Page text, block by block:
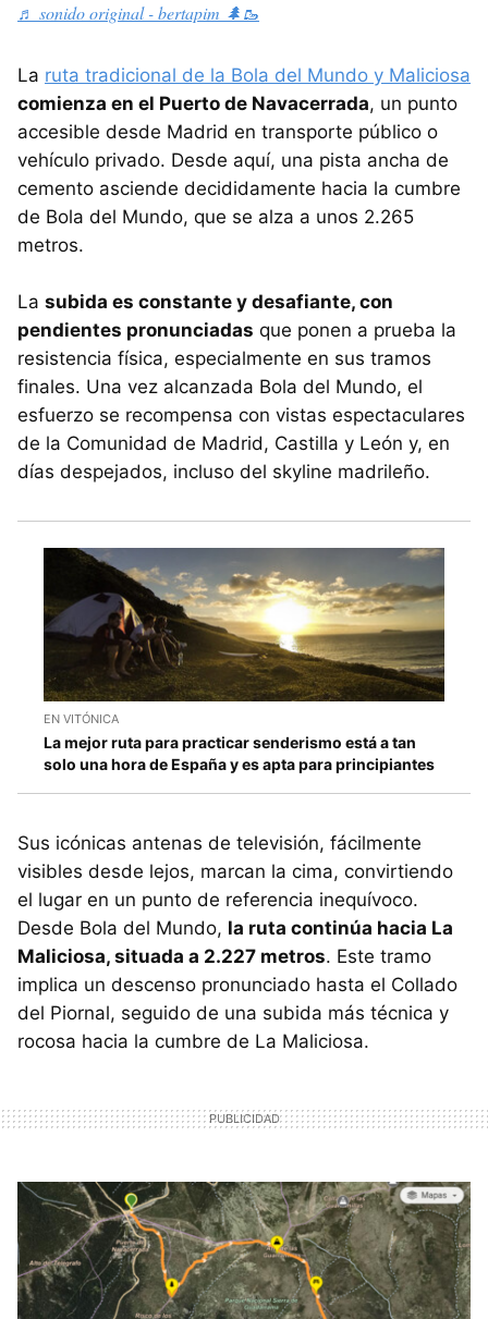
♬ sonido original - bertapim 🌲🥾
La ruta tradicional de la Bola del Mundo y Maliciosa
comienza en el Puerto de Navacerrada, un punto
accesible desde Madrid en transporte público o
vehículo privado. Desde aquí, una pista ancha de
cemento asciende decididamente hacia la cumbre
de Bola del Mundo, que se alza a unos 2.265
metros.
La subida es constante y desafiante, con
pendientes pronunciadas que ponen a prueba la
resistencia física, especialmente en sus tramos
finales. Una vez alcanzada Bola del Mundo, el
esfuerzo se recompensa con vistas espectaculares
de la Comunidad de Madrid, Castilla y León y, en
días despejados, incluso del skyline madrileño.
EN VITÓNICA
La mejor ruta para practicar senderismo está a tan
solo una hora de España y es apta para principiantes
Sus icónicas antenas de televisión, fácilmente
visibles desde lejos, marcan la cima, convirtiendo
el lugar en un punto de referencia inequívoco.
Desde Bola del Mundo, la ruta continúa hacia La
Maliciosa, situada a 2.227 metros. Este tramo
implica un descenso pronunciado hasta el Collado
del Piornal, seguido de una subida más técnica y
rocosa hacia la cumbre de La Maliciosa.